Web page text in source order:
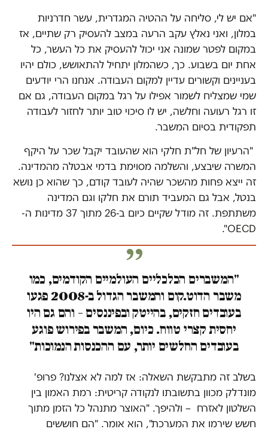
"אם יש לי, סליחה על ההטיה המגדרית, עשר חדרניות
במלון, ואני נאלץ עקב הרעה במצב להעסיק רק שתיים, אז
במקום לפטר שמונה אני יכול להעסיק את כל העשר, כל
אחת יום בשבוע. כך, כשהמלון יתחיל להתאושש, כולם יהיו
בעניינים וקשורים עדיין למקום העבודה. אנחנו הרי יודעים
שמי שמצליח לשמור אפילו על רגל במקום העבודה, גם אם
זו רגל רעועה וחלשה, יש לו סיכוי טוב יותר לחזור לעבודה
תפקודית בסיום המשבר.
"הרעיון של חל"ת חלקי הוא שהעובד יקבל שכר על היקף
המשרה שיבצע, והשלמה מסוימת בדמי אבטלה מהמדינה.
זה ייצא פחות מהשכר שהיה לעובד קודם, כך שהוא כן נושא
בנטל, אבל גם המעביד תורם את חלקו וגם המדינה
משתתפת. זה מודל שקיים כיום ב-26 מתוך 37 מדינות ה-
OECD".
"המשברים הכלכליים העולמיים הקודמים, כמו
משבר הדוט.קום והמשבר הגדול ב-2008 פגעו
בעובדים חזקים, בהייטק ובפיננסים – והם גם היו
יחסית קצרי טווח. כיום, המשבר בפירוש פוגע
בעובדים החלשים יותר, עם ההכנסות הנמוכות"
בשלב זה מתבקשת השאלה: אז למה לא אצלנו? פרופ'
מונדלק מכוון בתשובתו לנקודה קריטית: רמת האמון בין
השלטון לאזרח – ולהיפך. "האוצר מתנהל כל הזמן מתוך
חשש שירמו את המערכת", הוא אומר. "הם חוששים